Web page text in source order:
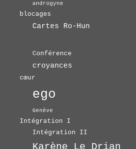
androgyne
blocages
Cartes Ro-Hun
Conférence
croyances
cœur
ego
Genève
Intégration I
Intégration II